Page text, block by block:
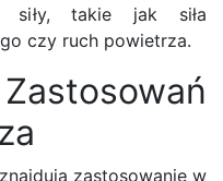
siły, takie jak siła
czy ruch powietrza.
zastosowanie w